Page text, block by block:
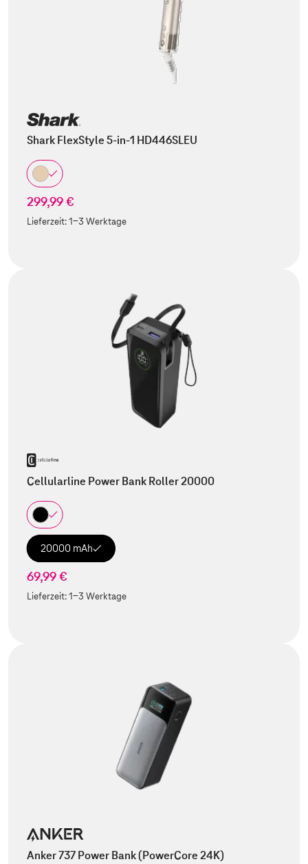
Shark FlexStyle 5-in-1 HD446SLEU
299,99 €
Lieferzeit:1-3 Werktage
Cellularline Power Bank Roller 20000
20000 mAh
69,99 €
Lieferzeit:1-3 Werktage
Anker 737 Power Bank (PowerCore 24K)